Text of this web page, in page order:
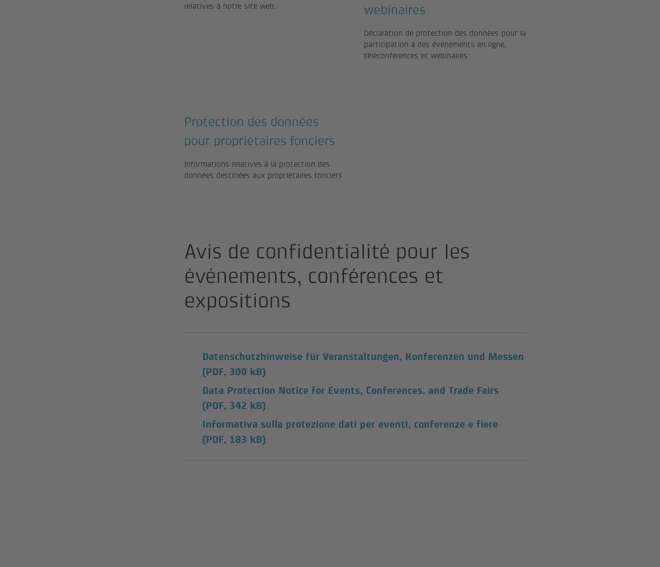
relatives à notre site web.
webinaires
Déclaration de protection des données pour la
participation à des événements en ligne,
téléconférences et webinaires
Protection des données
pour propriétaires fonciers
Informations relatives à la protection des
données destinées aux propriétaires fonciers
Avis de confidentialité pour les
événements, conférences et
expositions
Datenschutzhinweise für Veranstaltungen, Konferenzen und Messen
(PDF, 300 kB)
Data Protection Notice for Events, Conferences, and Trade Fairs
(PDF, 342 kB)
Informativa sulla protezione dati per eventi, conferenze e fiere
(PDF, 183 kB)